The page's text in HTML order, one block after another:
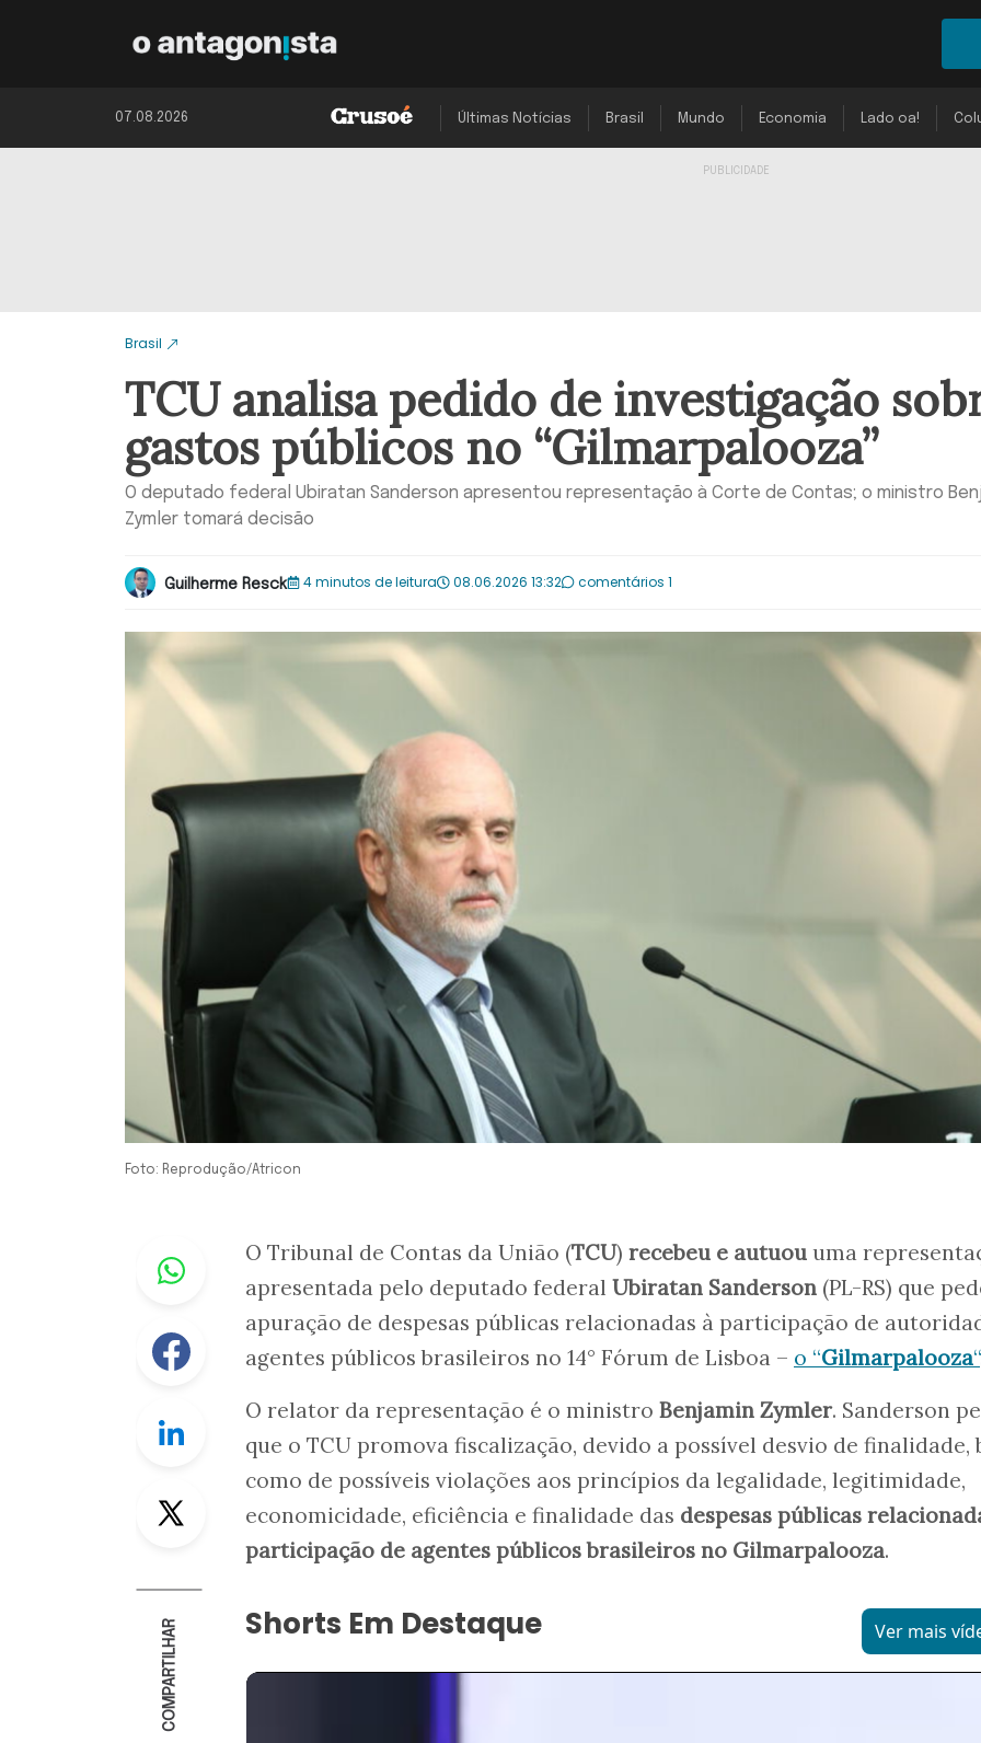
07.08.2026 Últimas Notícias Brasil Mundo Economia Lado oa!
Brasil
TCU analisa pedido de investigação
gastos públicos no “Gilmarpalooza”
O deputado federal Ubiratan Sanderson apresentou representação à Corte de Contas; o ministro
Zymler tomará decisão
Guilherme Resck 4 minutos de leitura 08.06.2026 13:32 comentários 1
Foto: Reprodução/Atricon
Whastapp
Facebook
Linkedin
Twitter
COMPARTILHAR
O Tribunal de Contas da União (TCU) recebeu e autuou uma
apresentada pelo deputado federal Ubiratan Sanderson (PL-RS) que
apuração de despesas públicas relacionadas à participação de
agentes públicos brasileiros no 14° Fórum de Lisboa – o “Gilmarpalooza“
O relator da representação é o ministro Benjamin Zymler. Sanderson
que o TCU promova fiscalização, devido a possível desvio de finalidade,
como de possíveis violações aos princípios da legalidade, legitimidade,
economicidade, eficiência e finalidade das despesas públicas
participação de agentes públicos brasileiros no Gilmarpalooza.
Shorts Em Destaque Ver mais